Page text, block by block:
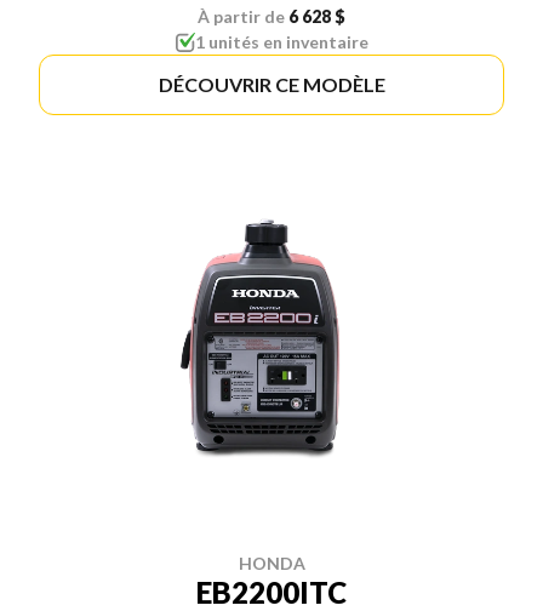
À partir de 6 628 $
1 unités en inventaire
DÉCOUVRIR CE MODÈLE
HONDA
EB2200ITC